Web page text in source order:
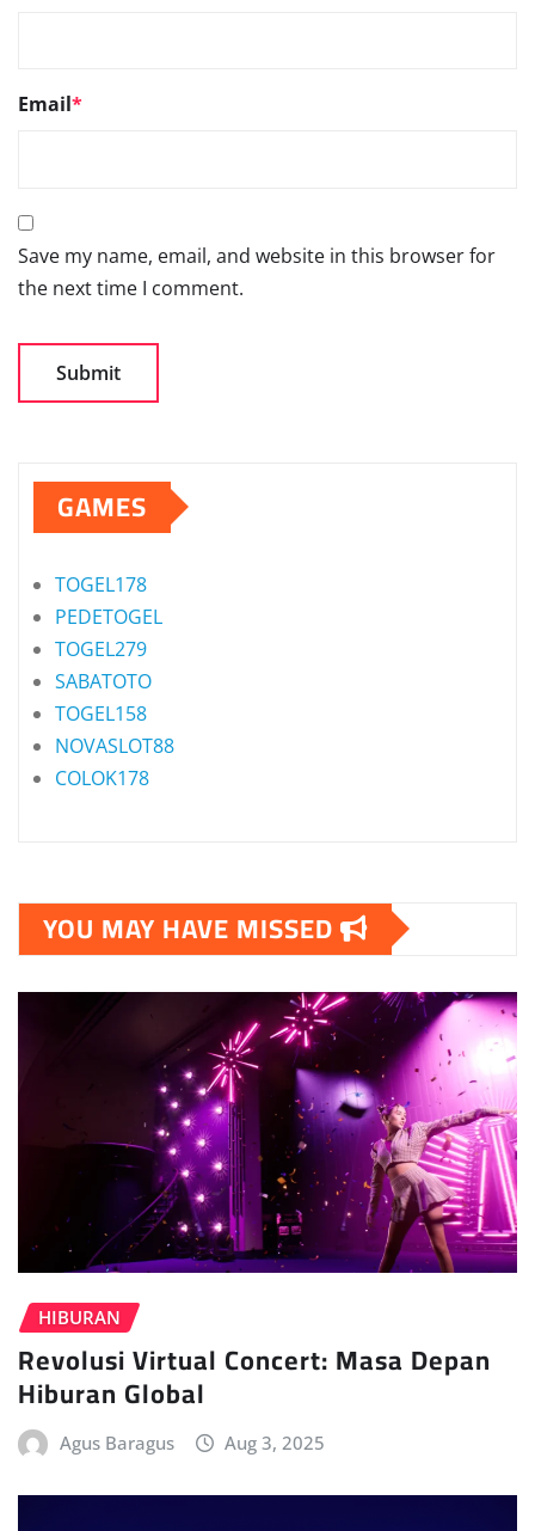
Email*
Save my name, email, and website in this browser for
the next time I comment.
GAMES
TOGEL178
PEDETOGEL
TOGEL279
SABATOTO
TOGEL158
NOVASLOT88
COLOK178
YOU MAY HAVE MISSED
HIBURAN
Revolusi Virtual Concert: Masa Depan
Hiburan Global
Agus Baragus Aug 3, 2025